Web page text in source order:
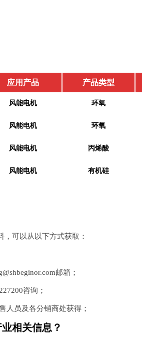
应用产品 产品类型
风能电机 环氧
风能电机 环氧
风能电机 丙烯酸
风能电机 有机硅
可以从以下方式获取：
邮箱；
咨询；
人员及各分销商处获得；
相关信息？